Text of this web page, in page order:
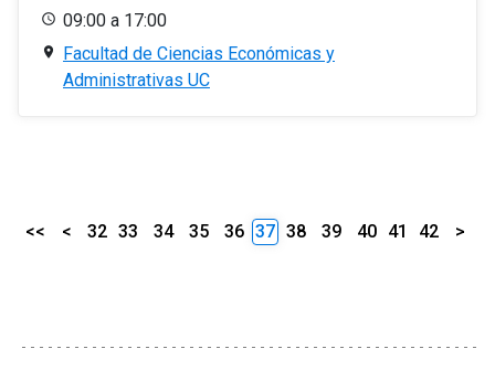
09:00 a 17:00
Facultad de Ciencias Económicas y
Administrativas UC
<< < 32 33 34 35 36 37 38 39 40 41 42 >